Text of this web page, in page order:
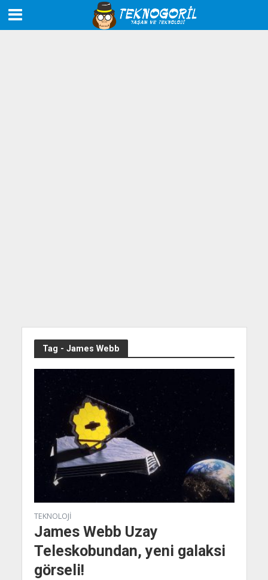
Tag - James Webb
TEKNOLOJI
James Webb Uzay
Teleskobundan, yeni galaksi
görseli!